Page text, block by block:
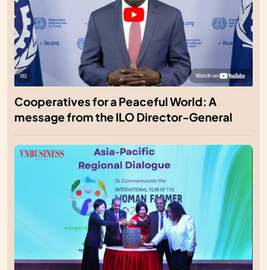
Cooperatives for a Peaceful World: A
message from the ILO Director-General